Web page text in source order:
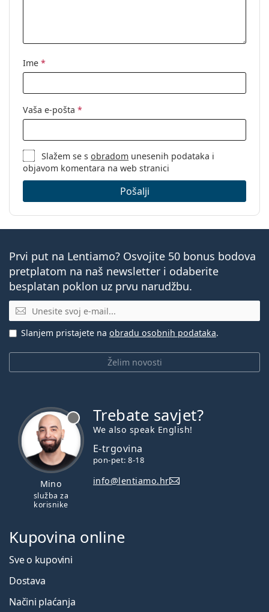
Ime *
Vaša e-pošta *
Slažem se sobradom unesenih podataka i
objavom komentara na web stranici
Pošalji
Prvi put na Lentiamo? Osvojite 50 bonus bodova
pretplatom na naš newsletter i odaberite
besplatan poklon uz prvu narudžbu.
E-mail
Želim novosti
Slanjem pristajete na obradu osobnih podataka.
Mino
služba za
korisnike
Trebate savjet?
We also speak English!
E-trgovina
pon-pet: 8-18
info@lentiamo.hr
Kupovina online
Sve o kupovini
Dostava
Načini plaćanja